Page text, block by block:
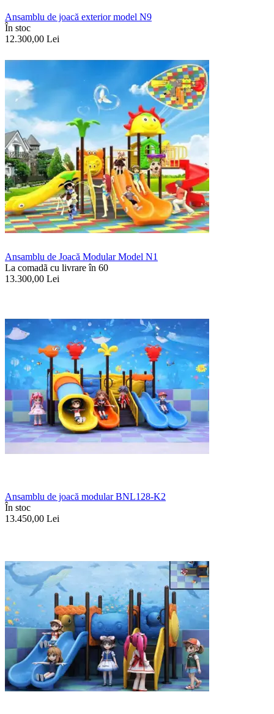
Ansamblu de joacă exterior model N9
În stoc
12.300,00 Lei
Ansamblu de Joacă Modular Model N1
La comadã cu livrare în 60
13.300,00 Lei
Ansamblu de joacă modular BNL128-K2
În stoc
13.450,00 Lei